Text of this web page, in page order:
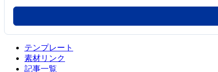
テンプレート
素材リンク
記事一覧